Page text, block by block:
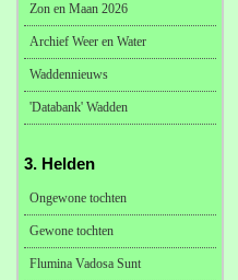
Zon en Maan 2026
Archief Weer en Water
Waddennieuws
'Databank' Wadden
3. Helden
Ongewone tochten
Gewone tochten
Flumina Vadosa Sunt